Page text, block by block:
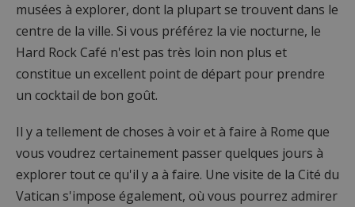
musées à explorer, dont la plupart se trouvent dans le
centre de la ville. Si vous préférez la vie nocturne, le
Hard Rock Café n'est pas très loin non plus et
constitue un excellent point de départ pour prendre
un cocktail de bon goût.
Il y a tellement de choses à voir et à faire à Rome que
vous voudrez certainement passer quelques jours à
explorer tout ce qu'il y a à faire. Une visite de la Cité du
Vatican s'impose également, où vous pourrez admirer